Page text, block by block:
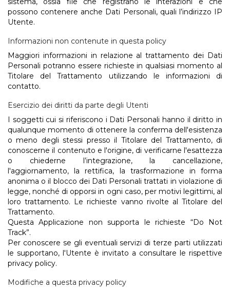
possono contenere anche Dati Personali, quali l’indirizzo IP
Utente.
Informazioni non contenute in questa policy
Maggiori informazioni in relazione al trattamento dei Dati
Personali potranno essere richieste in qualsiasi momento al
Titolare del Trattamento utilizzando le informazioni di
contatto.
Esercizio dei diritti da parte degli Utenti
I soggetti cui si riferiscono i Dati Personali hanno il diritto in
qualunque momento di ottenere la conferma dell'esistenza
o meno degli stessi presso il Titolare del Trattamento, di
conoscerne il contenuto e l'origine, di verificarne l'esattezza
o chiederne l’integrazione, la cancellazione,
l'aggiornamento, la rettifica, la trasformazione in forma
anonima o il blocco dei Dati Personali trattati in violazione di
legge, nonché di opporsi in ogni caso, per motivi legittimi, al
loro trattamento. Le richieste vanno rivolte al Titolare del
Trattamento.
Questa Applicazione non supporta le richieste “Do Not
Track”.
Per conoscere se gli eventuali servizi di terze parti utilizzati
le supportano, l'Utente è invitato a consultare le rispettive
privacy policy.
Modifiche a questa privacy policy